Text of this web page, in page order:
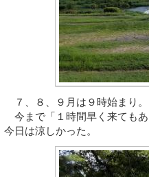
７、８、９月は９時始まり。
今まで「１時間早く来ても
今日は涼しかった。